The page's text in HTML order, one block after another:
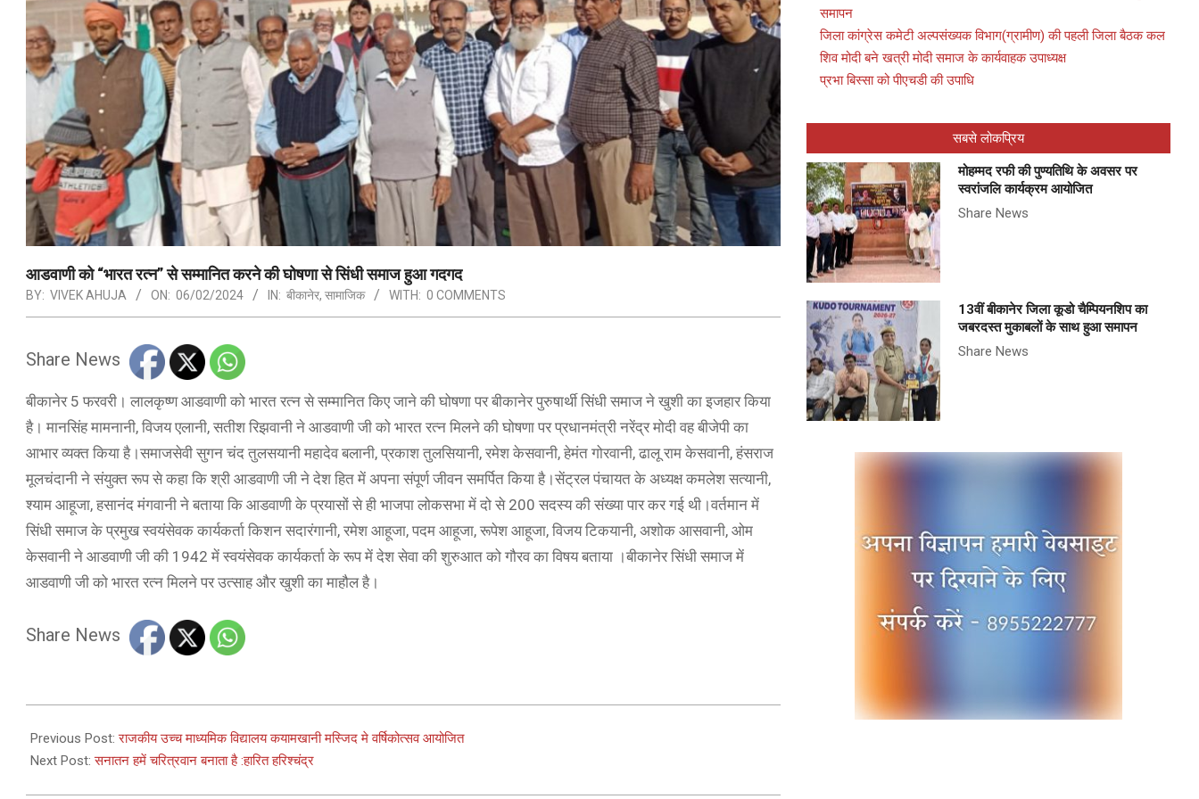
आडवाणी को “भारत रत्न” से सम्मानित करने की घोषणा से सिंधी समाज हुआ गदगद
BY: VIVEK AHUJA ON: 06/02/2024 IN: बीकानेर, सामाजिक WITH: 0 COMMENTS
Share News
बीकानेर 5 फरवरी। लालकृष्ण आडवाणी को भारत रत्न से सम्मानित किए जाने की घोषणा पर बीकानेर पुरुषार्थी सिंधी समाज ने खुशी का इजहार किया
है। मानसिंह मामनानी, विजय एलानी, सतीश रिझवानी ने आडवाणी जी को भारत रत्न मिलने की घोषणा पर प्रधानमंत्री नरेंद्र मोदी वह बीजेपी का
आभार व्यक्त किया है।समाजसेवी सुगन चंद तुलसयानी महादेव बलानी, प्रकाश तुलसियानी, रमेश केसवानी, हेमंत गोरवानी, ढालू राम केसवानी, हंसराज
मूलचंदानी ने संयुक्त रूप से कहा कि श्री आडवाणी जी ने देश हित में अपना संपूर्ण जीवन समर्पित किया है।सेंट्रल पंचायत के अध्यक्ष कमलेश सत्यानी,
श्याम आहूजा, हसानंद मंगवानी ने बताया कि आडवाणी के प्रयासों से ही भाजपा लोकसभा में दो से 200 सदस्य की संख्या पार कर गई थी।वर्तमान में
सिंधी समाज के प्रमुख स्वयंसेवक कार्यकर्ता किशन सदारंगानी, रमेश आहूजा, पदम आहूजा, रूपेश आहूजा, विजय टिकयानी, अशोक आसवानी, ओम
केसवानी ने आडवाणी जी की 1942 में स्वयंसेवक कार्यकर्ता के रूप में देश सेवा की शुरुआत को गौरव का विषय बताया ।बीकानेर सिंधी समाज में
आडवाणी जी को भारत रत्न मिलने पर उत्साह और खुशी का माहौल है।
Share News
02-
06
Previous Post:राजकीय उच्च माध्यमिक विद्यालय कयामखानी मस्जिद मे वर्षिकोत्सव आयोजित
Next Post:सनातन हमें चरित्रवान बनाता है :हारित हरिश्चंद्र
समापन
जिला कांग्रेस कमेटी अल्पसंख्यक विभाग(ग्रामीण) की पहली जिला बैठक कल
शिव मोदी बने खत्री मोदी समाज के कार्यवाहक उपाध्यक्ष
प्रभा बिस्सा को पीएचडी की उपाधि
सबसे लोकप्रिय
मोहम्मद रफी की पुण्यतिथि के अवसर पर
स्वरांजलि कार्यक्रम आयोजित
Share News
13वीं बीकानेर जिला कूडो चैम्पियनशिप का
जबरदस्त मुकाबलों के साथ हुआ समापन
Share News